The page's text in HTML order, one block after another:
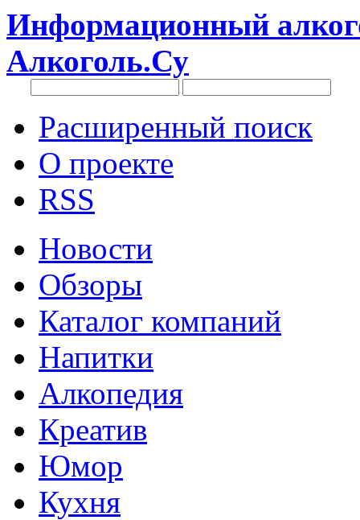
Информационный
Алкоголь.Су
Расширенный поиск
О проекте
RSS
Новости
Обзоры
Каталог компаний
Напитки
Алкопедия
Креатив
Юмор
Кухня